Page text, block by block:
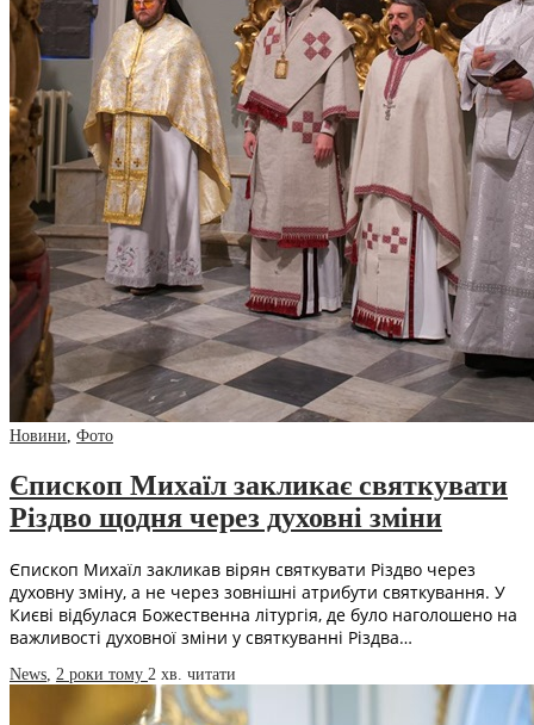
Новини, Фото
Єпископ Михаїл закликає святкувати
Різдво щодня через духовні зміни
Єпископ Михаїл закликав вірян святкувати Різдво через
духовну зміну, а не через зовнішні атрибути святкування. У
Києві відбулася Божественна літургія, де було наголошено на
важливості духовної зміни у святкуванні Різдва…
News, 2 роки тому 2 хв. читати